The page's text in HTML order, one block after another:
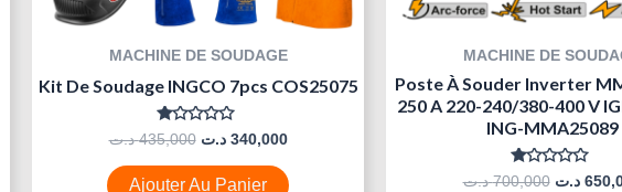
MACHINE DE SOUDAGE
Kit De Soudage INGCO 7pcs COS25075
Note
0
Sur
5
435,000 د.ت 340,000 د.ت
Ajouter Au Panier
MACHINE DE
Poste À Souder Inverter
250 A 220-240/380-400 V
ING-MMA25089
Note
700,000 د.ت د.ت